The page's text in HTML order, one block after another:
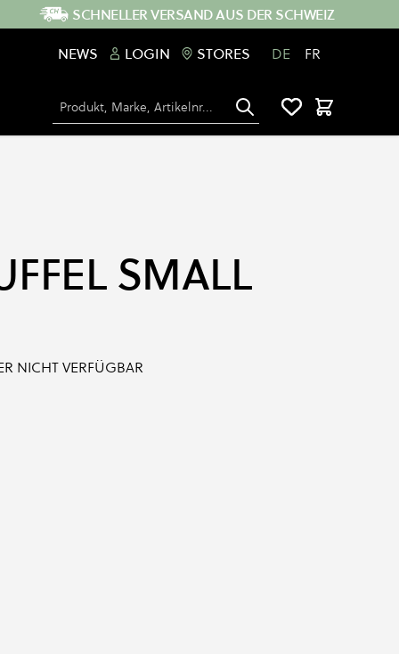
SCHNELLER VERSAND AUS DER SCHWEIZ
NEWS
LOGIN STORES DE FR
Suche Warenkorb
SMALL
NICHT VERFÜGBAR